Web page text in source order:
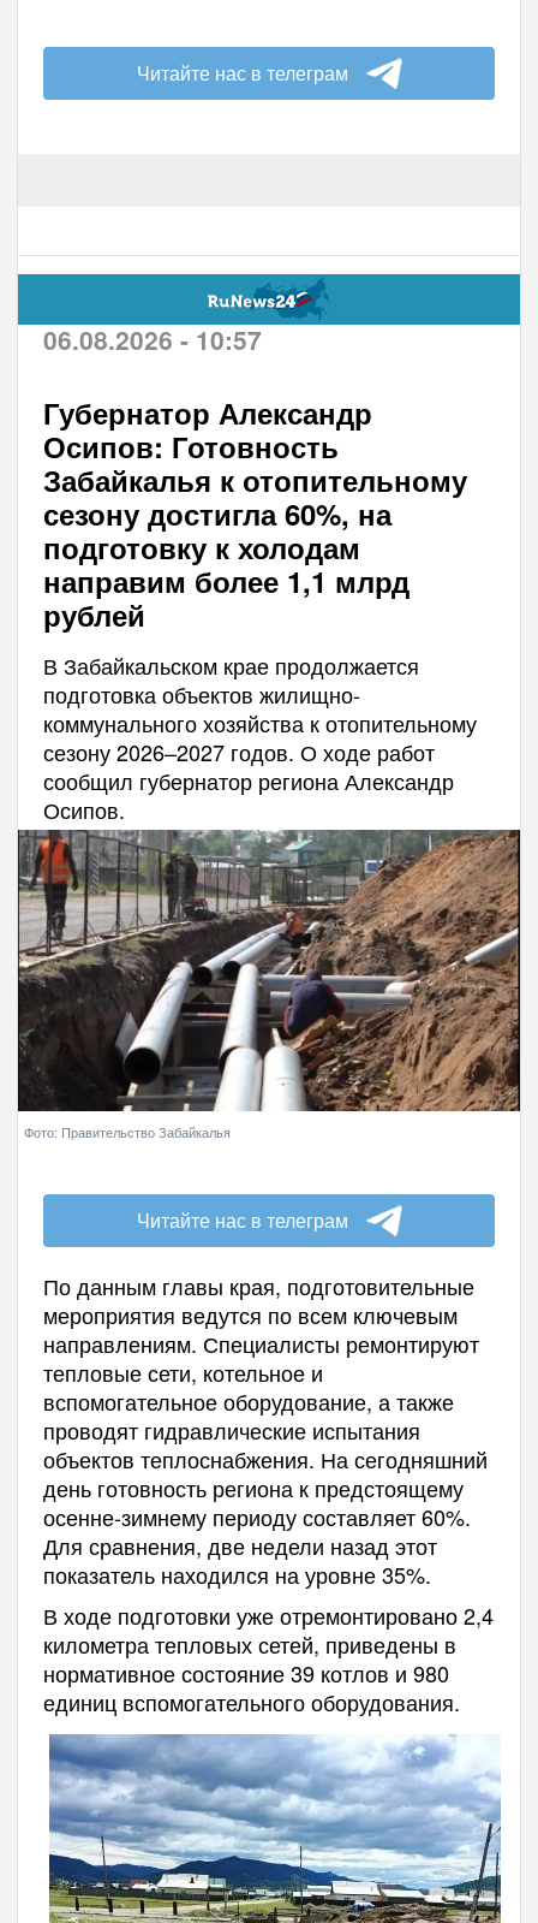
Читайте нас в телеграм
06.08.2026 - 10:57
Губернатор Александр
Осипов: Готовность
Забайкалья к отопительному
сезону достигла 60%, на
подготовку к холодам
направим более 1,1 млрд
рублей
В Забайкальском крае продолжается
подготовка объектов жилищно-
коммунального хозяйства к отопительному
сезону 2026–2027 годов. О ходе работ
сообщил губернатор региона Александр
Осипов.
Фото: Правительство Забайкалья
Читайте нас в телеграм
По данным главы края, подготовительные
мероприятия ведутся по всем ключевым
направлениям. Специалисты ремонтируют
тепловые сети, котельное и
вспомогательное оборудование, а также
проводят гидравлические испытания
объектов теплоснабжения. На сегодняшний
день готовность региона к предстоящему
осенне-зимнему периоду составляет 60%.
Для сравнения, две недели назад этот
показатель находился на уровне 35%.
В ходе подготовки уже отремонтировано 2,4
километра тепловых сетей, приведены в
нормативное состояние 39 котлов и 980
единиц вспомогательного оборудования.